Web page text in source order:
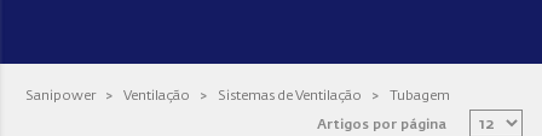
Sanipower > Ventilação > Sistemas de Ventilação > Tubagem
Artigos por página